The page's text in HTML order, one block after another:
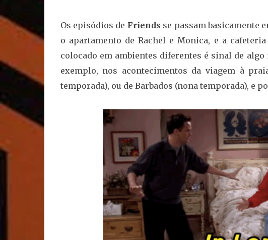
Os episódios de Friends se passam basicamente
o apartamento de Rachel e Monica, e a
colocado em ambientes diferentes é sinal de
exemplo, nos acontecimentos da viagem à
temporada), ou de Barbados (nona temporada), e